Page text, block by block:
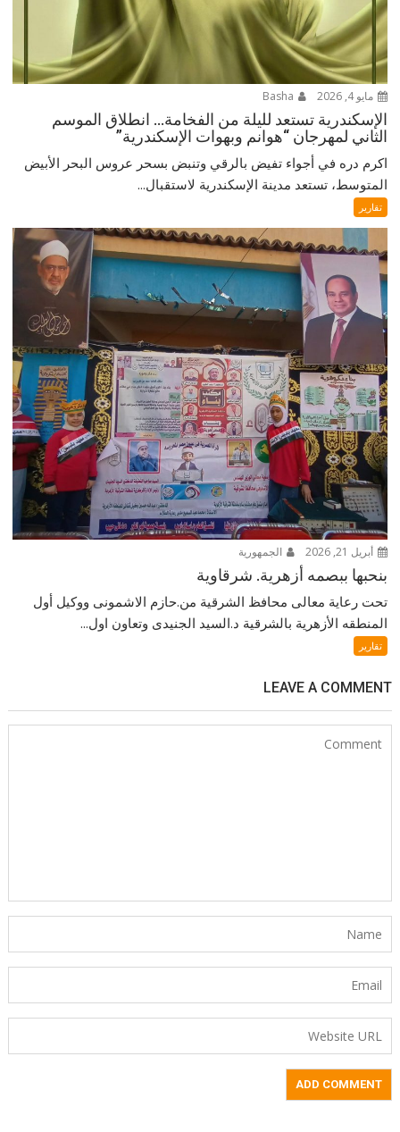
مايو 4, 2026
الإسكندرية تستعد لليلة من الفخامة… انطلاق الموسم
الثاني لمهرجان “هوانم وبهوات الإسكندرية”
اكرم دره في أجواء تفيض بالرقي وتنبض بسحر عروس البحر الأبيض
المتوسط، تستعد مدينة الإسكندرية لاستقبال...
تقارير
أبريل 21, 2026 الجمهورية
بنحبها ببصمه أزهرية. شرقاوية
تحت رعاية معالى محافظ الشرقية من.حازم الاشمونى ووكيل أول
المنطقه الأزهرية بالشرقية د.السيد الجنيدى وتعاون اول...
تقارير
LEAVE A COMMENT